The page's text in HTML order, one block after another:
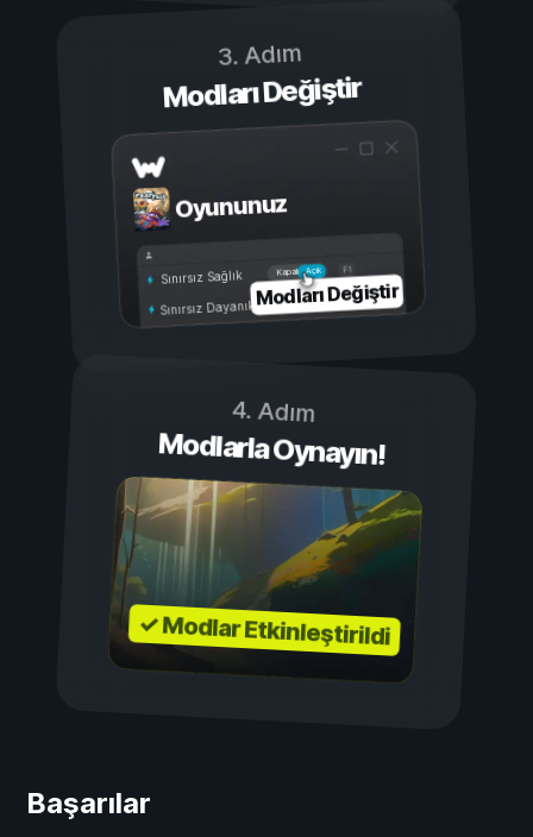
3. Adım
Modları Değiştir
Oyununuz
Açık
Kapalı
Sınırsız Sağlık
Sınırsız DayanıklılıkModları Değiştir
4. Adım
Modlarla Oynayın!
✓ Modlar Etkinleştirildi
Başarılar